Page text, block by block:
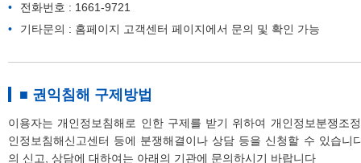
전화번호 : 1661-9721
기타문의 : 홈페이지 고객센터 페이지에서 문의 및 확인 가능
■ 권익침해 구제방법
이용자는 개인정보침해로 인한 구제를 받기 위하여 개인정보분쟁조
인정보침해신고센터 등에 분쟁해결이나 상담 등을 신청할 수 있습니
의 신고, 상담에 대하여는 아래의 기관에 문의하시기 바랍니다